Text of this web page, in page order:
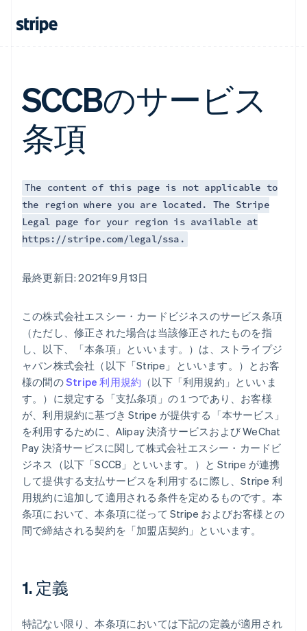
SCCBのサービス
条項
The content of this page is not applicable to
the region where you are located. The Stripe
Legal page for your region is available at
https://stripe.com/legal/ssa.
最終更新日: 2021年9月13日
この株式会社エスシー・カードビジネスのサービス条項
（ただし、修正された場合は当該修正されたものを指
し、以下、「本条項」といいます。）は、ストライプジ
ャパン株式会社（以下「Stripe」といいます。）とお客
様の間のStripe 利用規約 （以下「利用規約」といいま
す。）に規定する「支払条項」の１つであり、お客様
が、利用規約に基づき Stripe が提供する「本サービス」
を利用するために、Alipay 決済サービスおよび WeChat
Pay 決済サービスに関して株式会社エスシー・カードビ
ジネス（以下「SCCB」といいます。）と Stripe が連携
して提供する支払サービスを利用するに際し、Stripe 利
用規約に追加して適用される条件を定めるものです。本
条項において、本条項に従って Stripe およびお客様との
間で締結される契約を「加盟店契約」といいます。
1. 定義
特記ない限り、本条項においては下記の定義が適用され